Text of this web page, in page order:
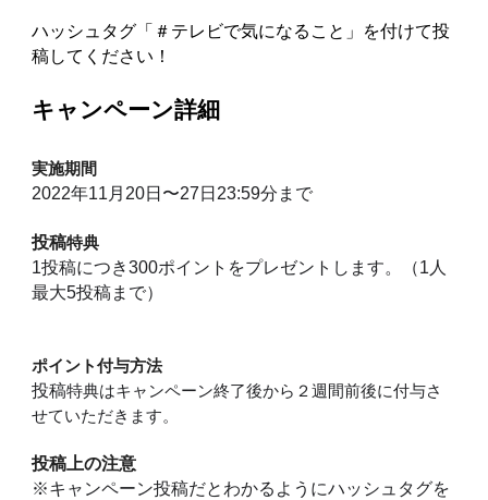
ハッシュタグ「＃テレビで気になること」を付けて投
稿してください！
キャンペーン詳細
実施期間
2022年11月20日〜27日23:59分まで
投稿特典
1投稿につき300ポイントをプレゼントします。（1人
最大5投稿まで）
ポイント付与方法
投稿特典はキャンペーン終了後から２週間前後に付与さ
せていただきます。
投稿上の注意
※キャンペーン投稿だとわかるようにハッシュタグを